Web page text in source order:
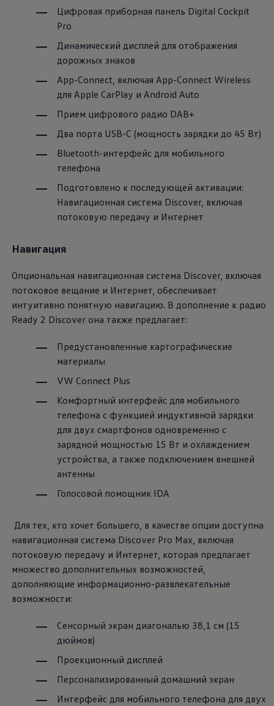
Цифровая приборная панель Digital Cockpit
Pro
Динамический дисплей для отображения
дорожных знаков
App-Connect, включая App-Connect Wireless
для Apple CarPlay и Android Auto
Прием цифрового радио DAB+
Два порта USB-C (мощность зарядки до 45 Вт)
Bluetooth-интерфейс для мобильного
телефона
Подготовлено к последующей активации:
Навигационная система Discover, включая
потоковую передачу и Интернет
Навигация
Опциональная навигационная система Discover, включая
потоковое вещание и Интернет, обеспечивает
интуитивно понятную навигацию. В дополнение к радио
Ready 2 Discover она также предлагает:
Предустановленные картографические
материалы
VW Connect Plus
Комфортный интерфейс для мобильного
телефона с функцией индуктивной зарядки
для двух смартфонов одновременно с
зарядной мощностью 15 Вт и охлаждением
устройства, а также подключением внешней
антенны
Голосовой помощник IDA
Для тех, кто хочет большего, в качестве опции доступна
навигационная система Discover Pro Max, включая
потоковую передачу и Интернет, которая предлагает
множество дополнительных возможностей,
дополняющие информационно-развлекательные
возможности:
Сенсорный экран диагональю 38,1 см (15
дюймов)
Проекционный дисплей
Персонализированный домашний экран
Интерфейс для мобильного телефона для двух